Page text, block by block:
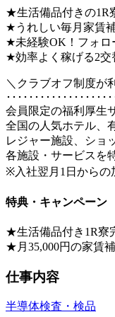
★生活備品付きの1R
★うれしい毎月家賃
★未経験OK！フォロ
★効率よく稼げる2交
＼クラブオフ制度が
･･････････････････
会員限定の福利厚生
全国の人気ホテル、
レジャー施設、ショ
各施設・サービスを
※入社翌月1日からの
特典・キャンペーン
★生活備品付き1R寮
★月35,000円の家賃
仕事内容
半導体検査・検品